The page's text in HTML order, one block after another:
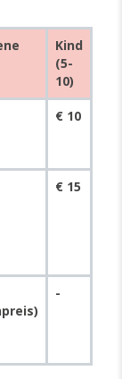
Kind
(5-
10)
€ 10
€ 15
-